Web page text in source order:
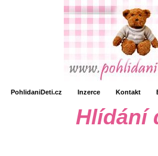
PohlidaniDeti.cz Inzerce Kontakt
Hlídání